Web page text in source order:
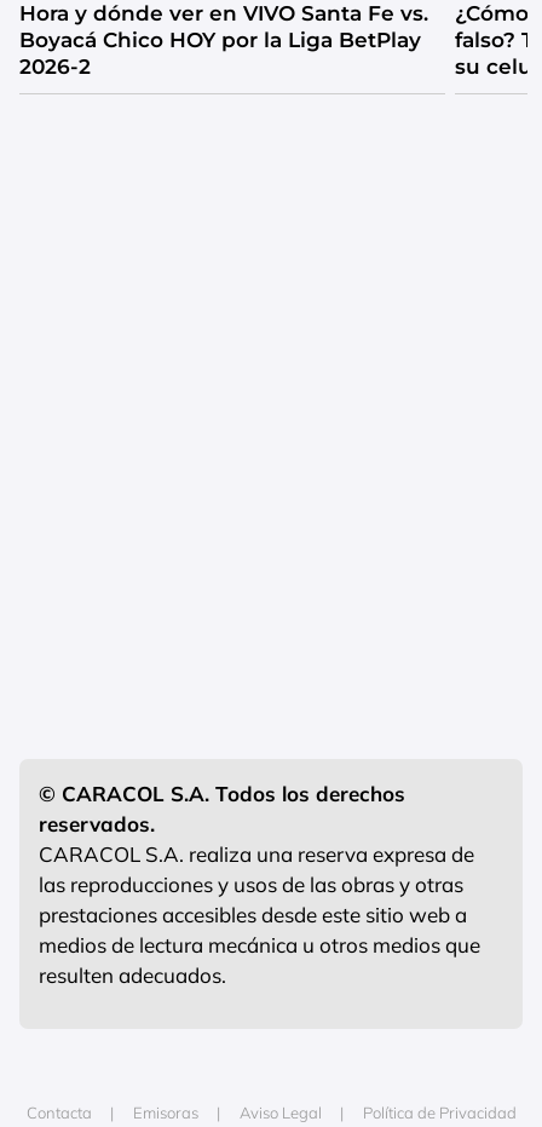
Hora y dónde ver en VIVO Santa Fe vs.
Boyacá Chico HOY por la Liga BetPlay
2026-2
¿Cómo
falso?
su
© CARACOL S.A. Todos los derechos
reservados.
CARACOL S.A. realiza una reserva expresa de
las reproducciones y usos de las obras y otras
prestaciones accesibles desde este sitio web a
medios de lectura mecánica u otros medios que
resulten adecuados.
Contacta Emisoras Aviso Legal Política de Privacidad